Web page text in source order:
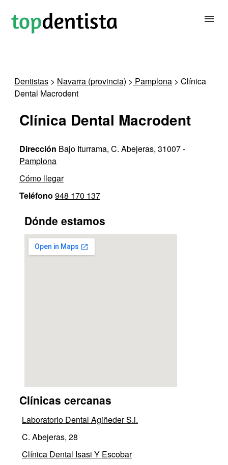
PARA CLÍNICAS DENTALES
CONTACTAR
Dentistas > Navarra (provincia) > Pamplona > Clínica
Dental Macrodent
Clínica Dental Macrodent
Dirección Bajo Iturrama, C. Abejeras, 31007 -
Pamplona
Cómo llegar
Teléfono 948 170 137
Dónde estamos
Clínicas cercanas
Laboratorio Dental Agiñeder S.i.
C. Abejeras, 28
Clínica Dental Isasi Y Escobar